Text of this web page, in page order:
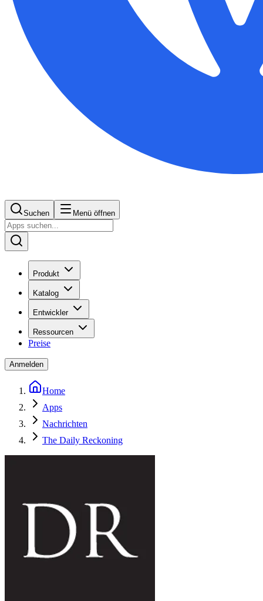
Suchen Menü öffnen
Produkt
Katalog
Entwickler
Ressourcen
Preise
Anmelden
Home
Apps
Nachrichten
The Daily Reckoning